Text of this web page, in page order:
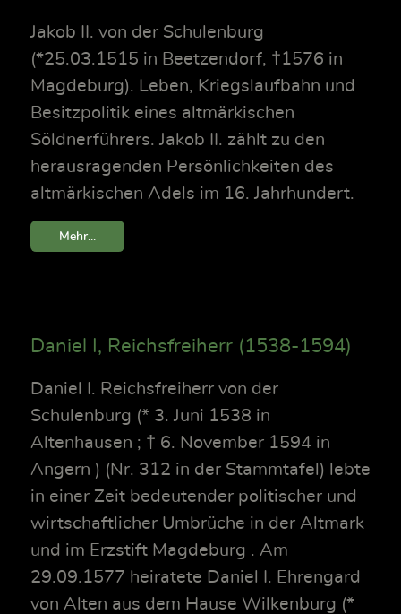
Jakob II. von der Schulenburg
(*25.03.1515 in Beetzendorf, †1576 in
Magdeburg). Leben, Kriegslaufbahn und
Besitzpolitik eines altmärkischen
Söldnerführers. Jakob II. zählt zu den
herausragenden Persönlichkeiten des
altmärkischen Adels im 16. Jahrhundert.
Mehr...
Daniel I, Reichsfreiherr (1538-1594)
Daniel I. Reichsfreiherr von der
Schulenburg (* 3. Juni 1538 in
Altenhausen ; † 6. November 1594 in
Angern ) (Nr. 312 in der Stammtafel) lebte
in einer Zeit bedeutender politischer und
wirtschaftlicher Umbrüche in der Altmark
und im Erzstift Magdeburg . Am
29.09.1577 heiratete Daniel I. Ehrengard
von Alten aus dem Hause Wilkenburg (*